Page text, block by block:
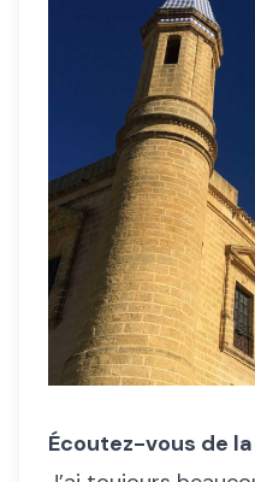
Écoutez-vous de